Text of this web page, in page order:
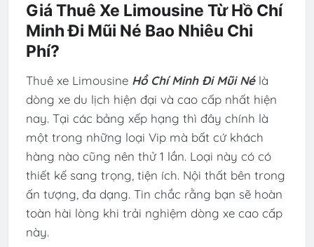
Giá Thuê Xe Limousine Từ Hồ Chí
Minh Đi Mũi Né Bao Nhiêu Chi
Phí?
Thuê xe Limousine Hồ Chí MinhĐi Mũi Nélà
dòng xe du lịch hiện đại và cao cấp nhất hiện
nay. Tại các bảng xếp hạng thì đây chính là
một trong những loại Vip mà bất cứ khách
hàng nào cũng nên thử 1 lần. Loại này có có
thiết kế sang trọng, tiện ích. Nội thất bên trong
ấn tượng, đa dạng. Tin chắc rằng bạn sẽ hoàn
toàn hài lòng khi trải nghiệm dòng xe cao cấp
này.